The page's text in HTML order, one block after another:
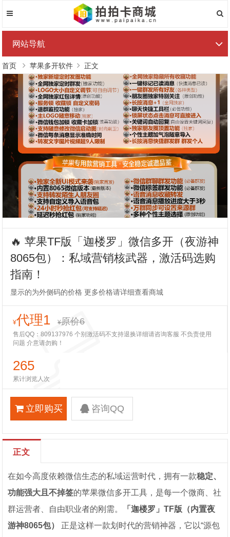
网站导航
首页 苹果多开软件 正文
🔥 苹果TF版「迦楼罗」微信多开（夜游神
8065包）：私域营销核武器，激活码选购
指南！
显示的为外侧码的价格 更多价格请详细查看商城
¥代理1 ¥原价6
售后QQ：809137976 个别激活码不支持退换详细请咨询客服 不负责使用
问题 介意请勿购！
265
累计浏览人次
立即购买 咨询QQ
正文
在如今高度依赖微信生态的私域运营时代，拥有一款稳定、
功能强大且不掉签的苹果微信多开工具，是每一个微商、社
群运营者、自由职业者的刚需。
「迦楼罗」TF版（内置夜
游神8065包）
正是这样一款划时代的营销神器，它以“源包